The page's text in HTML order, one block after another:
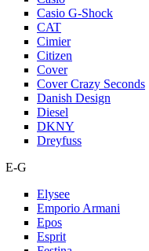
Casio G-Shock
CAT
Cimier
Citizen
Cover
Cover Crazy Seconds
Danish Design
Diesel
DKNY
Dreyfuss
E-G
Elysee
Emporio Armani
Epos
Esprit